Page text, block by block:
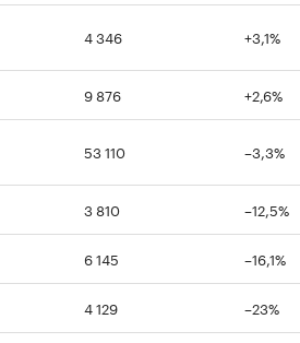
4 346 +3,1%
9 876 +2,6%
53 110 –3,3%
3 810 –12,5%
6 145 –16,1%
4 129 –23%